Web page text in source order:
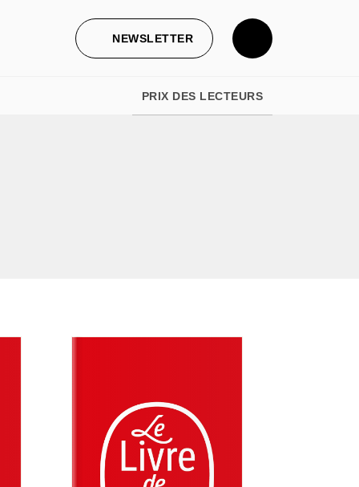
NEWSLETTER
PRIX DES LECTEURS